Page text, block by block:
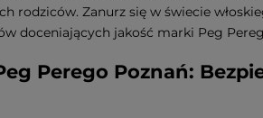
rodziców. Zanurz się w świecie
doceniających jakość marki Peg
Perego Poznań: